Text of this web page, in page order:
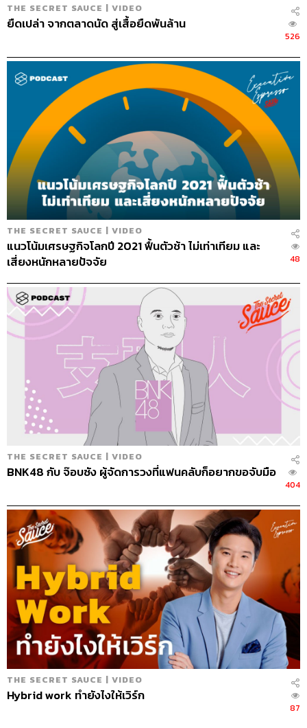
THE SECRET SAUCE | VIDEO
ยืดเปล่า จากตลาดนัด สู่เสื้อยืดพันล้าน
526
THE SECRET SAUCE | VIDEO
แนวโน้มเศรษฐกิจโลกปี 2021 ฟื้นตัวช้า ไม่เท่าเทียม และ
เสี่ยงหนักหลายปัจจัย
48
THE SECRET SAUCE | VIDEO
BNK48 กับ จ๊อบซัง ผู้จัดการวงที่แฟนคลับก็อยากขอจับมือ
404
THE SECRET SAUCE | VIDEO
Hybrid work ทำยังไงให้เวิร์ก
87